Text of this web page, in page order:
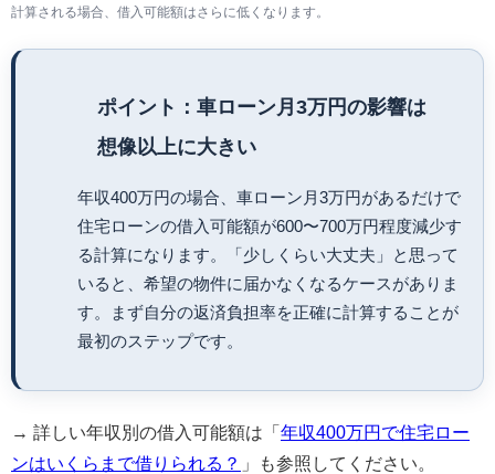
計算される場合、借入可能額はさらに低くなります。
ポイント：車ローン月3万円の影響は
想像以上に大きい
年収400万円の場合、車ローン月3万円があるだけで
住宅ローンの借入可能額が600〜700万円程度減少す
る計算になります。「少しくらい大丈夫」と思って
いると、希望の物件に届かなくなるケースがありま
す。まず自分の返済負担率を正確に計算することが
最初のステップです。
→ 詳しい年収別の借入可能額は「 年収400万円で住宅ロー
ンはいくらまで借りられる？
」も参照してください。